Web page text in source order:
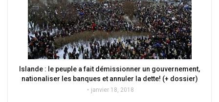
Islande : le peuple a fait démissionner un gouvernement,
nationaliser les banques et annuler la dette! (+ dossier)
janvier 18, 2018